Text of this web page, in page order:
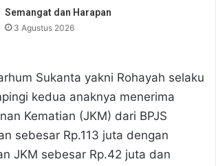
Semangat dan Harapan
3 Agustus 2026
Sukanta yakni Rohayah selaku
kedua anaknya menerima
Kematian (JKM) dari BPJS
sebesar Rp.113 juta dengan
JKM sebesar Rp.42 juta dan